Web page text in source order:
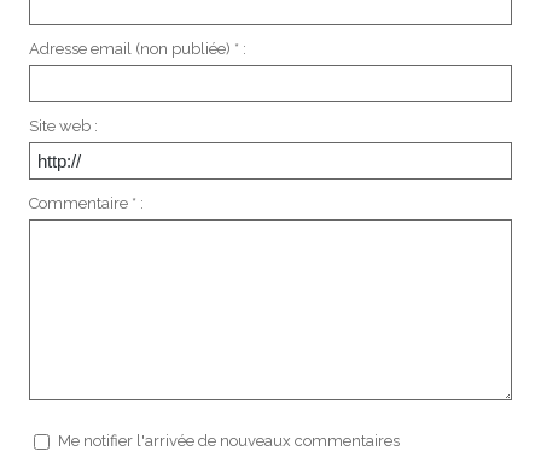
Adresse email (non publiée) * :
Site web :
Commentaire * :
Me notifier l'arrivée de nouveaux commentaires